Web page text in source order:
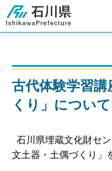
石川県
古代体験学習
くり」について
石川県埋蔵文化財セ
文土器・土偶づくり」